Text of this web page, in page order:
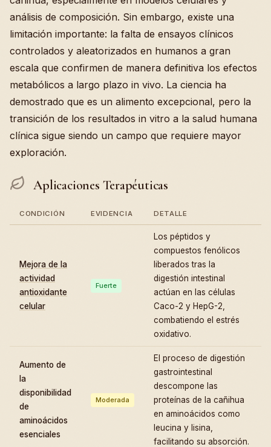
análisis de composición. Sin embargo, existe una
limitación importante: la falta de ensayos clínicos
controlados y aleatorizados en humanos a gran
escala que confirmen de manera definitiva los efectos
metabólicos a largo plazo in vivo. La ciencia ha
demostrado que es un alimento excepcional, pero la
transición de los resultados in vitro a la salud humana
clínica sigue siendo un campo que requiere mayor
exploración.
Aplicaciones Terapéuticas
CONDICIÓN EVIDENCIA DETALLE
Mejora de la
actividad
antioxidante
celular
Fuerte
Los péptidos y
compuestos fenólicos
liberados tras la
digestión intestinal
actúan en las células
Caco-2 y HepG-2,
combatiendo el estrés
oxidativo.
Aumento de
la
disponibilidad
de
aminoácidos
esenciales
Moderada
El proceso de digestión
gastrointestinal
descompone las
proteínas de la cañihua
en aminoácidos como
leucina y lisina,
facilitando su absorción.